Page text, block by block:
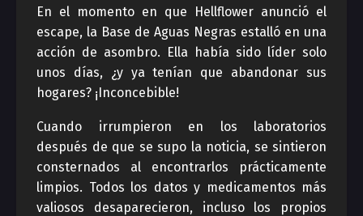
En el momento en que Hellflower anunció el
escape, la Base de Aguas Negras estalló en una
acción de asombro. Ella había sido líder solo
unos días, ¿y ya tenían que abandonar sus
hogares? ¡Inconcebible!
Cuando irrumpieron en los laboratorios
después de que se supo la noticia, se sintieron
consternados al encontrarlos prácticamente
limpios. Todos los datos y medicamentos más
valiosos desaparecieron, incluso los propios